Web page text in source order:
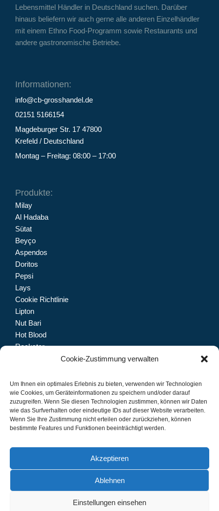
Cookie-Zustimmung verwalten
Um Ihnen ein optimales Erlebnis zu bieten, verwenden wir Technologien
wie Cookies, um Geräteinformationen zu speichern und/oder darauf
zuzugreifen. Wenn Sie diesen Technologien zustimmen, können wir Daten
wie das Surfverhalten oder eindeutige IDs auf dieser Website verarbeiten.
Wenn Sie Ihre Zustimmung nicht erteilen oder zurückziehen, können
bestimmte Features und Funktionen beeinträchtigt werden.
Akzeptieren
Ablehnen
Einstellungen einsehen
Lebensmittel Händler in Deutschland suchen. Darüber
hinaus beliefern wir auch gerne alle anderen Einzelhändler
mit einem Ethno Food-Programm sowie Restaurants und
andere gastronomische Betriebe.
Informationen:
info@cb-grosshandel.de
02151 5166154
Magdeburger Str. 17 47800
Krefeld / Deutschland
Montag – Freitag: 08:00 – 17:00
Produkte:
Milay
Al Hadaba
Sütat
Beyço
Aspendos
Doritos
Pepsi
Lays
Cookie Richtlinie
Lipton
Nut Bari
Hot Blood
Rockstar
Meryem Hanım
Let's connect.